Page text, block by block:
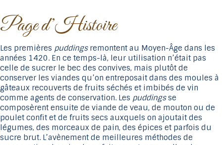
Page d’Histoire
Les premières puddings remontent au Moyen-Âge dans les
années 1420. En ce temps-là, leur utilisation n’était pas
celle de sucrer le bec des convives, mais plutôt de
conserver les viandes qu’on entreposait dans des moules à
gâteaux recouverts de fruits séchés et imbibés de vin
comme agents de conservation. Les puddingsse
composèrent ensuite de viande de veau, de mouton ou de
poulet confit et de fruits secs auxquels on ajoutait des
légumes, des morceaux de pain, des épices et parfois du
sucre brut. L’avènement de meilleures méthodes de